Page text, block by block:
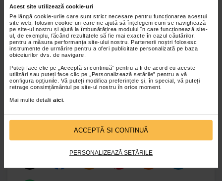
Acest site utilizează cookie-uri
Pe lângă cookie-urile care sunt strict necesare pentru funcționarea acestui
site web, folosim cookie-uri care ne ajută să înțelegem cum se navighează
pe site-ul nostru și ajută la îmbunătățirea modului în care funcționează site-
ul, de exemplu, făcând rezultatele să fie mai exacte în cazul căutărilor,
pentru a măsura performanța site-ului nostru. Partenerii noștri folosesc
instrumente de urmărire pentru a oferi publicitate personalizată pe baza
obiceiurilor dvs. de navigare.
Puteți face clic pe „Acceptă si continuă” pentru a fi de acord cu aceste
utilizări sau puteți face clic pe „Personalizează setările” pentru a vă
configura opțiunile. Vă puteți modifica preferințele și, în special, vă puteți
retrage consimțământul pe site-ul nostru în orice moment.
Mai multe detalii aici
ACCEPTĂ SI CONTINUĂ
PERSONALIZEAZĂ SETĂRILE
se poate asocia cu kinetoterapie, fizioterapie si hidroterapie.
deCatena Pas cu Pas
oase recuperare operatie
traumatism osos fractura membre
traumatismele osoase ce e de facut